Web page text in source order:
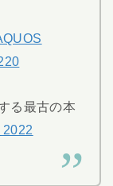
る最古の本